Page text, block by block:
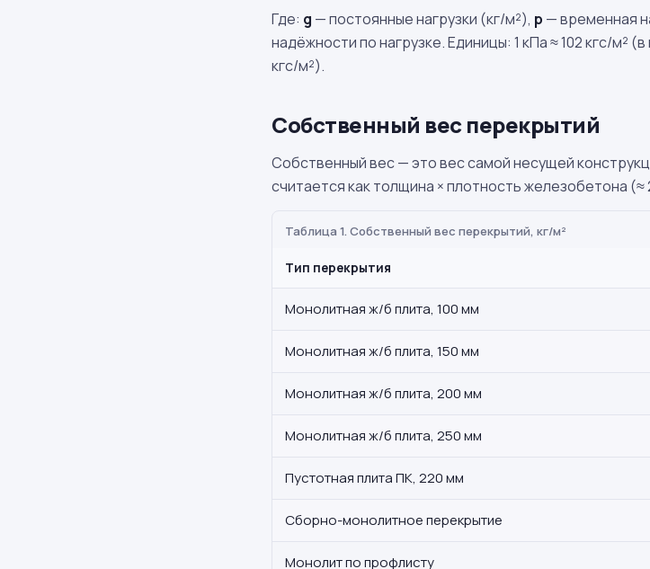
Где: g — постоянные нагрузки (кг/м²), p — временная
надёжности по нагрузке. Единицы: 1 кПа ≈ 102 кгс/м²
кгс/м²).
Собственный вес перекрытий
Собственный вес — это вес самой несущей
считается как толщина × плотность железобетона (≈
Таблица 1. Собственный вес перекрытий, кг/м²
Тип перекрытия
Монолитная ж/б плита, 100 мм
Монолитная ж/б плита, 150 мм
Монолитная ж/б плита, 200 мм
Монолитная ж/б плита, 250 мм
Пустотная плита ПК, 220 мм
Сборно-монолитное перекрытие
Монолит по профлисту